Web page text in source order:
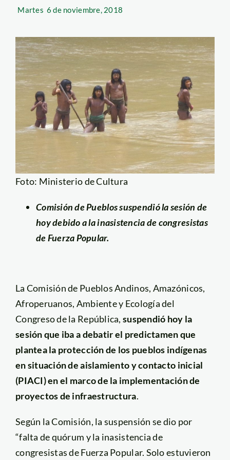
Martes 6 de noviembre, 2018
Foto: Ministerio de Cultura
Comisión de Pueblos suspendió la sesión de
hoy debido a la inasistencia de congresistas
de Fuerza Popular.
La Comisión de Pueblos Andinos, Amazónicos,
Afroperuanos, Ambiente y Ecología del
Congreso de la República,suspendió hoy la
sesión que iba a debatir el predictamen que
plantea la protección de los pueblos indígenas
en situación de aislamiento y contacto inicial
(PIACI) en el marco de la implementación de
proyectos de infraestructura.
Según la Comisión, la suspensión se dio por
“falta de quórum y la inasistencia de
congresistas de Fuerza Popular. Solo estuvieron